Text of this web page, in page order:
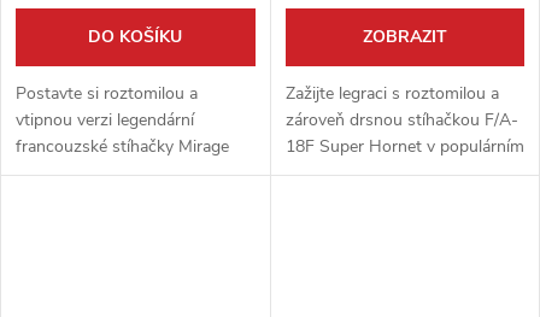
DO KOŠÍKU
Postavte si roztomilou a
vtipnou verzi legendární
francouzské stíhačky Mirage
2000! Tento model ve stylu
ZOBRAZIT
Zažijte legraci s roztomilou a
zároveň drsnou stíhačkou F/A-
18F Super Hornet v populárním
stylu "Egg plane"! Tento